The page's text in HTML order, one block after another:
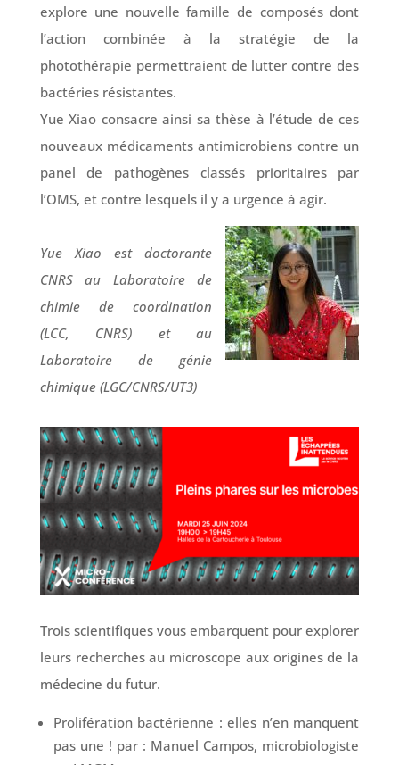
explore une nouvelle famille de composés dont
l’action combinée à la stratégie de la
photothérapie permettraient de lutter contre des
bactéries résistantes.
Yue Xiao consacre ainsi sa thèse à l’étude de ces
nouveaux médicaments antimicrobiens contre un
panel de pathogènes classés prioritaires par
l’OMS, et contre lesquels il y a urgence à agir.
Yue Xiao est doctorante
CNRS au Laboratoire de
chimie de coordination
(LCC, CNRS) et au
Laboratoire de génie
chimique (LGC/CNRS/UT3)
Trois scientifiques vous embarquent pour explorer
leurs recherches au microscope aux origines de la
médecine du futur.
Prolifération bactérienne : elles n’en manquent
pas une ! par: Manuel Campos, microbiologiste